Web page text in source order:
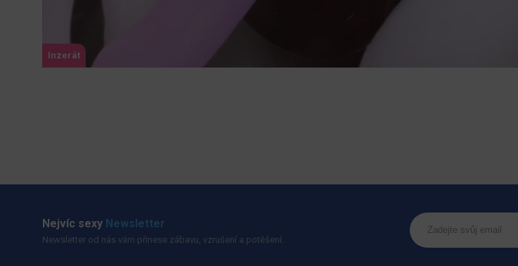
Inzerát
Nejvíc sexy Newsletter
Newsletter od nás vám přinese zábavu, vzrušení a potěšení.